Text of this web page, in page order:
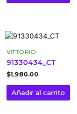
VITTORIO
91330434_CT
$1,980.00
Añadir al carrito